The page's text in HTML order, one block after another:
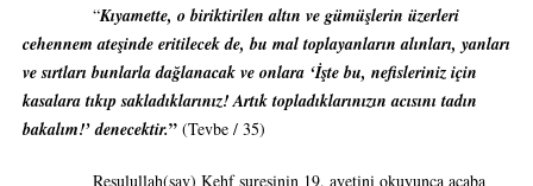
“Kıyamette, o biriktirilen altın ve gümüşlerin üzerleri
cehennem ateşinde eritilecek de, bu mal toplayanların alınları, yanları
ve sırtları bunlarla dağlanacak ve onlara ‘İşte bu, nefisleriniz için
kasalara tıkıp sakladıklarınız! Artık topladıklarınızın acısını tadın
bakalım!’ denecektir.” (Tevbe / 35)
Resulullah(sav) Kehf suresinin 19. ayetini okuyunca acaba